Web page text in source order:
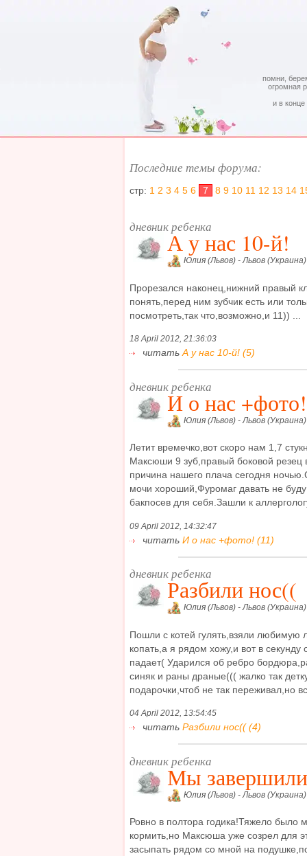
помни,
огромная
и в
Последние темы форума:
стр: 1 2 3 4 5 6 7 8 9 10 11 12 13 14
дневник ребенка
А у нас 10-й!
Юлия (Львов) - Львов
Прорезался наконец,нижний правый
понять,перед ним зубчик есть или
посмотреть,так что,возможно,и 11)) ...
18 April 2012, 21:36:03
читать А у нас 10-й! (5)
дневник ребенка
И о нас +фото!
Юлия (Львов) - Львов
Летит времечко,вот скоро нам 1,7
Максюши 9 зуб,правый боковой резец
причина нашего плача сегодня
мочи хороший,Фуромаг давать не
бакпосев для себя.Зашли к
09 April 2012, 14:32:47
читать И о нас +фото! (11)
дневник ребенка
Разбили нос((
Юлия (Львов) - Львов
Пошли с котей гулять,взяли любимую
копать,а я рядом хожу,и вот в
падает( Ударился об ребро
синяк и раны драные((( жалко так
подарочки,чтоб не так переживал,но
04 April 2012, 13:54:45
читать Разбили нос(( (4)
дневник ребенка
Мы
Юлия (Львов) - Львов
Ровно в полтора годика!Тяжело было
кормить,но Максюша уже созрел для
засыпать рядом со мной на